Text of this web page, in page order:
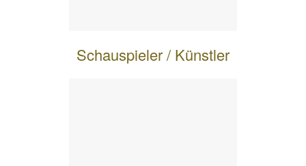
Schauspieler / Künstler